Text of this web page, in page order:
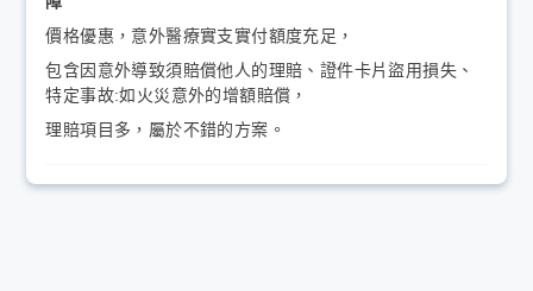
價格優惠，意外醫療實支實付額度充足，
包含因意外導致須賠償他人的理賠、證件卡片盜用損失、
特定事故:如火災意外的增額賠償，
理賠項目多，屬於不錯的方案。